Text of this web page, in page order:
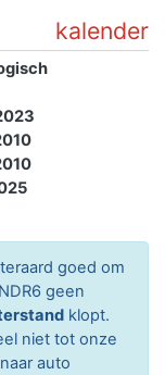
kalender
goed om
geen
klopt.
niet tot onze
auto